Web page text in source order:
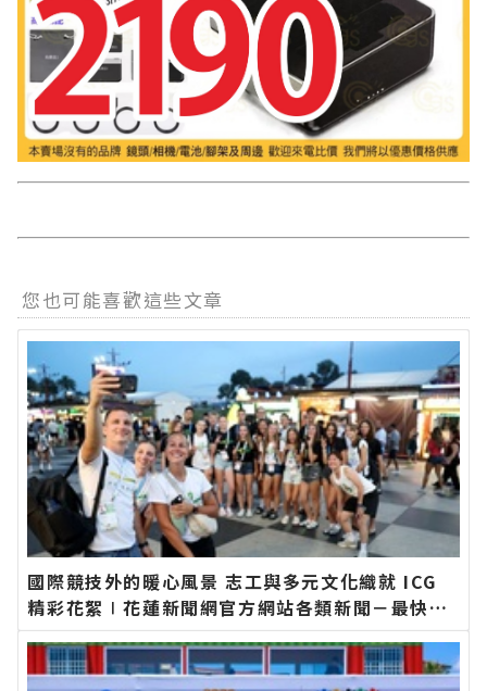
您也可能喜歡這些文章
國際競技外的暖心風景 志工與多元文化織就 ICG
精彩花絮∣花蓮新聞網官方網站各類新聞－最快速
的今日新聞報導 最新的在地資訊！